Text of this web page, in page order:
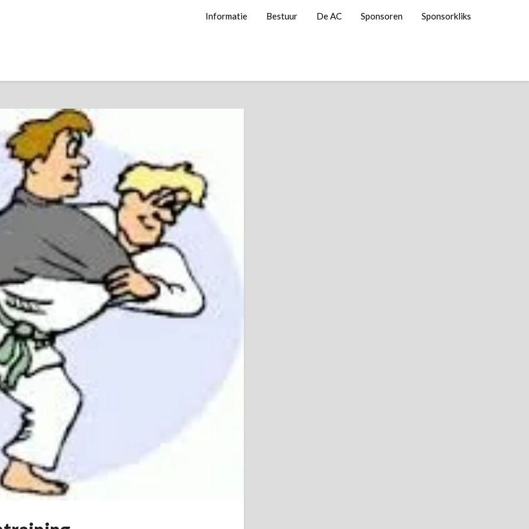
Informatie Bestuur De AC Sponsoren Sponsorkliks